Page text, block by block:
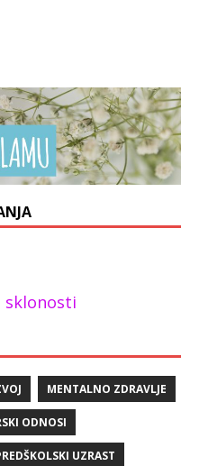
MENTALNO ZDRAVLJE
ODNOSI
UZRAST